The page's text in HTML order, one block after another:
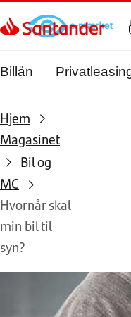
Gå til hovedindholdet
Billån
Hjem
Magasinet
Bil og
MC
Hvornår skal
min bil til
syn?